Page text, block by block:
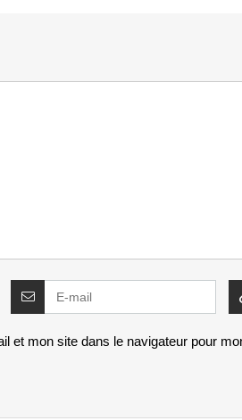
et mon site dans le navigateur pour